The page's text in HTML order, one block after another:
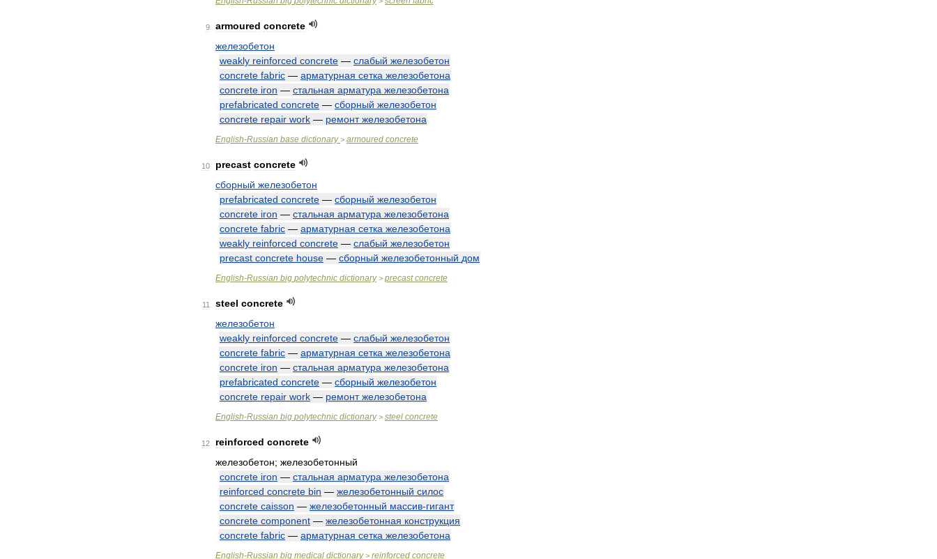
9 armoured concrete
железобетон
weakly reinforced concrete — слабый железобетон
concrete fabric — арматурная сетка железобетона
concrete iron — стальная арматура железобетона
prefabricated concrete — сборный железобетон
concrete repair work — ремонт железобетона
English-Russian base dictionary > armoured concrete
10 precast concrete
сборный железобетон
prefabricated concrete — сборный железобетон
concrete iron — стальная арматура железобетона
concrete fabric — арматурная сетка железобетона
weakly reinforced concrete — слабый железобетон
precast concrete house — сборный железобетонный дом
English-Russian big polytechnic dictionary> precast concrete
11 steel concrete
железобетон
weakly reinforced concrete — слабый железобетон
concrete fabric — арматурная сетка железобетона
concrete iron — стальная арматура железобетона
prefabricated concrete — сборный железобетон
concrete repair work — ремонт железобетона
English-Russian big polytechnic dictionary> steel concrete
12 reinforced concrete
железобетон; железобетонный
concrete iron — стальная арматура железобетона
reinforced concrete bin — железобетонный силос
concrete caisson — железобетонный массив-гигант
concrete component — железобетонная конструкция
concrete fabric — арматурная сетка железобетона
English-Russian big medical dictionary> reinforced concrete